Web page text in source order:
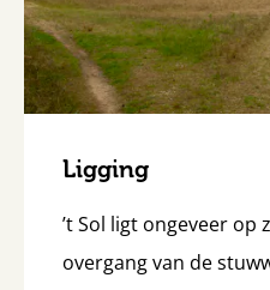
Ligging
’t Sol ligt ongeveer op
overgang van de